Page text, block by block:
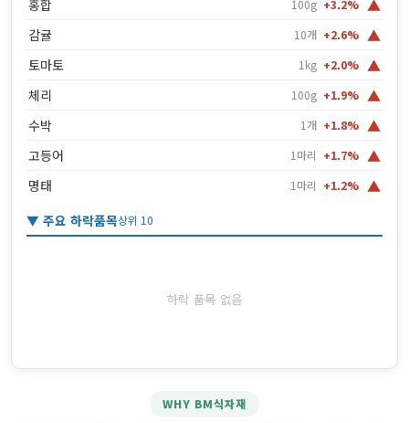
홍합 100g +3.2% ▲
감귤 10개 +2.6% ▲
토마토 1kg +2.0% ▲
체리 100g +1.9% ▲
수박 1개 +1.8% ▲
고등어 1마리 +1.7% ▲
명태 1마리 +1.2% ▲
▼ 주요 하락품목상위 10
하락 품목 없음
WHY BM식자재